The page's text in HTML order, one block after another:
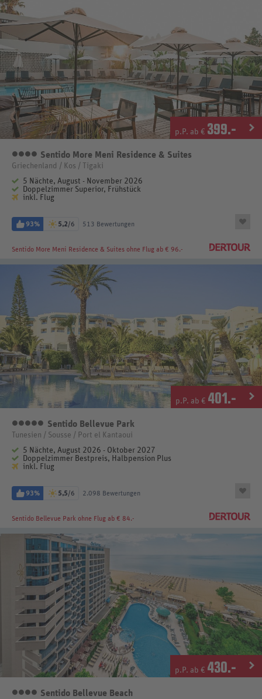
p.P. ab € 399.-
4 Sterne
Sentido More Meni Residence & Suites
Griechenland / Kos / Tigaki
5 Nächte, August - November 2026
Doppelzimmer Superior, Frühstück
inkl. Flug
93% 5,2/6 513 Bewertungen
Sentido More Meni Residence & Suites ohne Flug ab € 96.-
p.P. ab € 401.-
5 Sterne
Sentido Bellevue Park
Tunesien / Sousse / Port el Kantaoui
5 Nächte, August 2026 - Oktober 2027
Doppelzimmer Bestpreis, Halbpension Plus
inkl. Flug
93% 5,5/6 2.098 Bewertungen
Sentido Bellevue Park ohne Flug ab € 84.-
p.P. ab € 430.-
4 Sterne
Sentido Bellevue Beach